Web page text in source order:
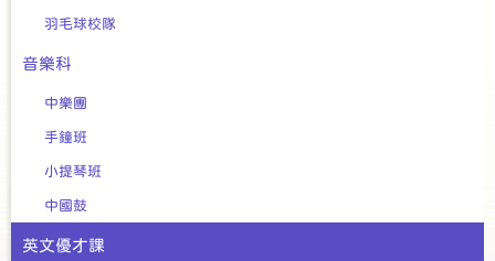
羽毛球校隊
音樂科
中樂團
手鐘班
小提琴班
中國鼓
英文優才課